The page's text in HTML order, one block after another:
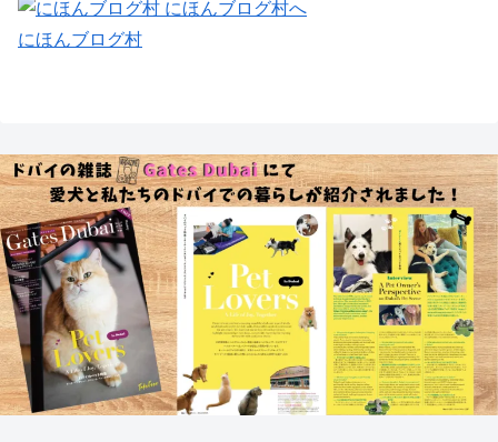
にほんブログ村